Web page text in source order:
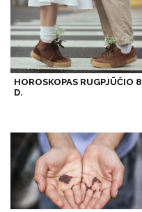
HOROSKOPAS RUGPJŪČIO 8
D.